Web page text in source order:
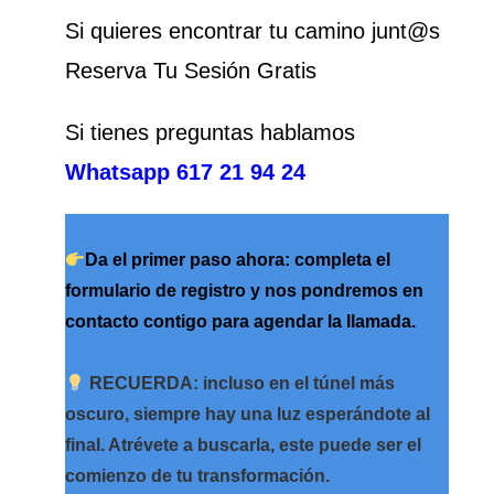
Si quieres encontrar tu camino junt@s
Reserva Tu Sesión Gratis
Si tienes preguntas hablamos
Whatsapp 617 21 94 24
Da el primer paso ahora: completa el
formulario de registro y nos pondremos en
contacto contigo para agendar la llamada.
RECUERDA: incluso en el túnel más
oscuro, siempre hay una luz esperándote al
final. Atrévete a buscarla, este puede ser el
comienzo de tu transformación.